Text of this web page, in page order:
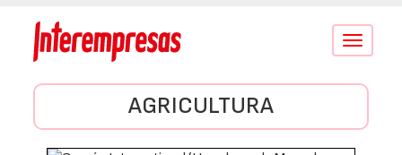
Conmutar
AGRICULTURA